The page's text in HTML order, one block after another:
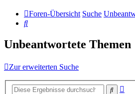
Foren-Übersicht Suche
Suche
Unbeantwortete Themen
Zur erweiterten Suche
Suche